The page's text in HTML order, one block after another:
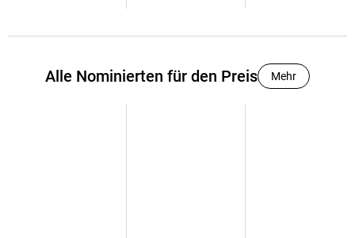
Alle Nominierten für den Preis Mehr